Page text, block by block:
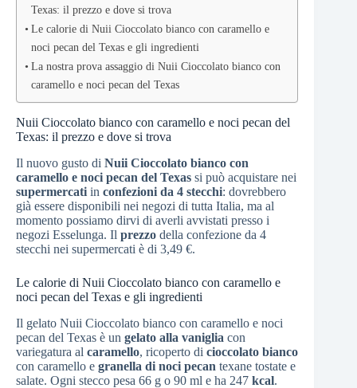
Texas: il prezzo e dove si trova
Le calorie di Nuii Cioccolato bianco con caramello e
noci pecan del Texas e gli ingredienti
La nostra prova assaggio di Nuii Cioccolato bianco con
caramello e noci pecan del Texas
Nuii Cioccolato bianco con caramello e noci pecan del
Texas: il prezzo e dove si trova
Il nuovo gusto di Nuii Cioccolato bianco con
caramello e noci pecan del Texas si può acquistare nei
supermercati in confezioni da 4 stecchi: dovrebbero
già essere disponibili nei negozi di tutta Italia, ma al
momento possiamo dirvi di averli avvistati presso i
negozi Esselunga. Il prezzo della confezione da 4
stecchi nei supermercati è di 3,49 €.
Le calorie di Nuii Cioccolato bianco con caramello e
noci pecan del Texas e gli ingredienti
Il gelato Nuii Cioccolato bianco con caramello e noci
pecan del Texas è un gelato alla vaniglia con
variegatura al caramello, ricoperto di cioccolato bianco
con caramello e granella di noci pecan texane tostate e
salate. Ogni stecco pesa 66 g o 90 ml e ha 247 kcal.